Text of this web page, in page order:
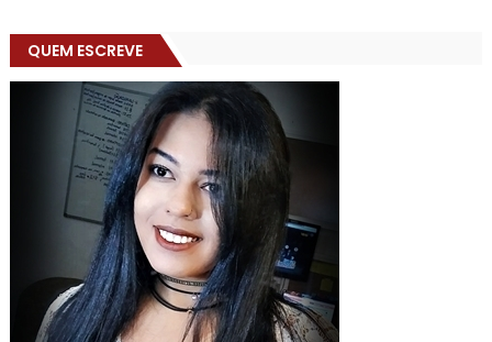
QUEM ESCREVE